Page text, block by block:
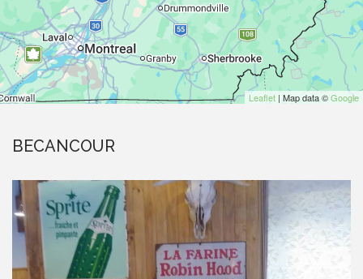
Leaflet | Map data ©Google
BECANCOUR